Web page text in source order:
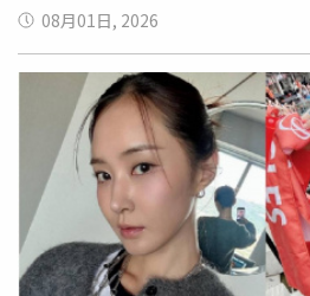
一體成型輕量材質，兼具舒適、
行、逛街或夏日戲水都很實穿；
角色設計，讓每一步都充滿童趣
趣。（圖／品牌提供）
待新團隊能實質改善第一線醫護
背景副院長！陳佳慧獲重用 肩負
作為台大醫院史上首位護理師副
教學或學術研究上皆表現卓著。
會傑出獎的護理教授，更曾任醫
際網絡。根據《聯合新聞網》報
理系主任期間積極培植人才、建
就任後的首要任務，將是持續推
善，優化攬才與留才機制，並落
打造幸福職場並深化國際連結。
08月01日, 2026